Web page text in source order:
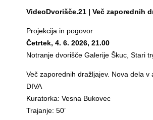
VideoDvorišče.21 | Več zaporednih
Projekcija in pogovor
Četrtek, 4. 6. 2026, 21.00
Notranje dvorišče Galerije Škuc, Stari
Več zaporednih dražljajev. Nova dela v
DIVA
Kuratorka: Vesna Bukovec
Trajanje: 50’